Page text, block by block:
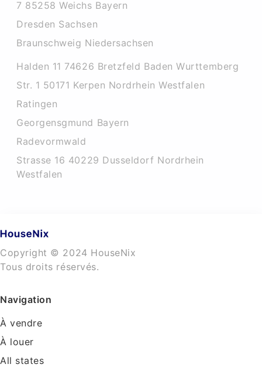
7 85258 Weichs Bayern
Dresden Sachsen
Braunschweig Niedersachsen
Halden 11 74626 Bretzfeld Baden Wurttemberg
Str. 1 50171 Kerpen Nordrhein Westfalen
Ratingen
Georgensgmund Bayern
Radevormwald
Strasse 16 40229 Dusseldorf Nordrhein
Westfalen
Copyright © 2024 HouseNix
Tous droits réservés.
Navigation
À vendre
À louer
All states